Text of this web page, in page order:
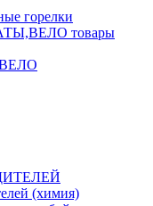
горелки
товары
ВЕЛО
(химия)